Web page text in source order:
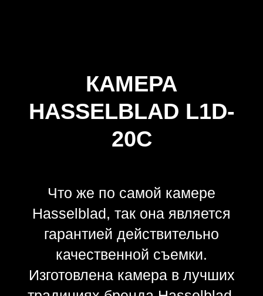
10-битный D-Log
Благодаря задействованной
технологии не возникнет проблем с
профессионального уровня.
следовательно, результат будет иметь
получить на выходе до 1 миллиарда
различных цветов и оттенков. И это
включая естественные градации,
гибкие переходы в процессе работы,
анализа и распознавания исходного
материала.